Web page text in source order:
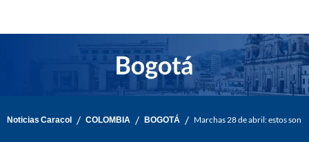
Noticias Caracol / COLOMBIA / BOGOTÁ / Marchas 28 de abril: estos son